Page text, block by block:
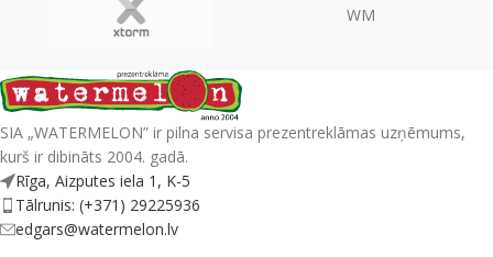
WM
SIA „WATERMELON” ir pilna servisa prezentreklāmas uzņēmums,
kurš ir dibināts 2004. gadā.
Rīga, Aizputes iela 1, K-5
Tālrunis: (+371) 29225936
edgars@watermelon.lv